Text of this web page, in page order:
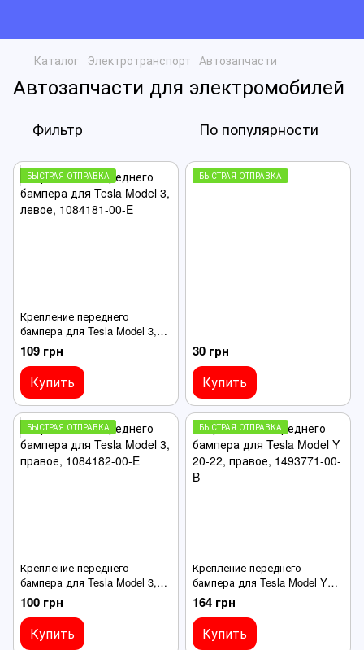
Каталог Электротранспорт Автозапчасти
Автозапчасти для электромобилей
Фильтр По популярности
БЫСТРАЯ ОТПРАВКА
Крепление переднего
бампера для Tesla Model 3,
левое, 1084181-00-E
109 грн
Купить
БЫСТРАЯ ОТПРАВКА
30 грн
Купить
БЫСТРАЯ ОТПРАВКА
Крепление переднего
бампера для Tesla Model 3,
правое, 1084182-00-E
100 грн
Купить
БЫСТРАЯ ОТПРАВКА
Крепление переднего
бампера для Tesla Model Y
20-22, правое, 1493771-00-B
164 грн
Купить